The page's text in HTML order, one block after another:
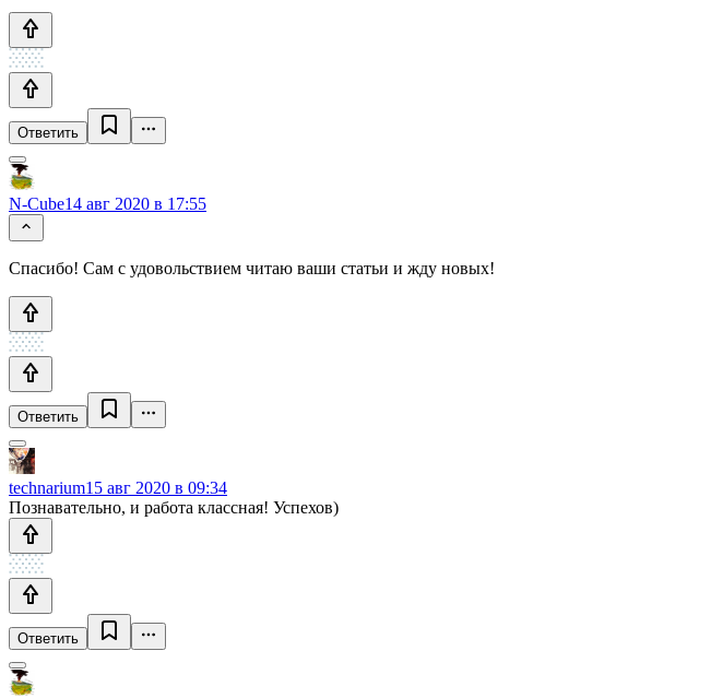
Ответить
N-Cube14 авг 2020 в 17:55
Спасибо! Сам с удовольствием читаю ваши статьи и жду новых!
Ответить
technarium15 авг 2020 в 09:34
Познавательно, и работа классная! Успехов)
Ответить